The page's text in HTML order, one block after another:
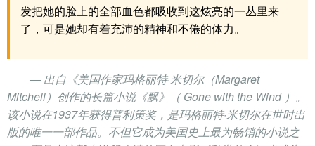
发把她的脸上的全部血色都吸收到这炫亮的一丛里来
了，可是她却有着充沛的精神和不倦的体力。
— 出自《美国作家玛格丽特·米切尔（Margaret
Mitchell）创作的长篇小说《飘》（ Gone with the Wind ）。
该小说在1937年获得普利策奖，是玛格丽特·米切尔在世时出
版的唯一一部作品。不但它成为美国史上最为畅销的小说之